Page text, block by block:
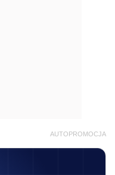
AUTOPROMOCJA